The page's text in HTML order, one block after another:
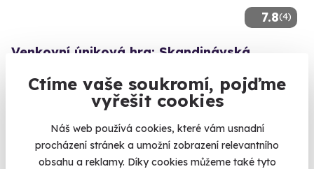
Ctíme vaše soukromí, pojďme
vyřešit cookies
Náš web používá cookies, které vám usnadní
procházení stránek a umožní zobrazení relevantního
obsahu a reklamy. Díky cookies můžeme také tyto
7.8(4)
Venkovní úniková hra: Skandinávská
Zhostěte se úlohy detektiva a vyšetřete komplikovaný případ.
Jihlava (+ 13 dalších lokalit)
990 Kč